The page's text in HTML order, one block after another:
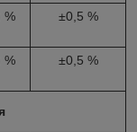
% ±0,5 %
% ±0,5 %